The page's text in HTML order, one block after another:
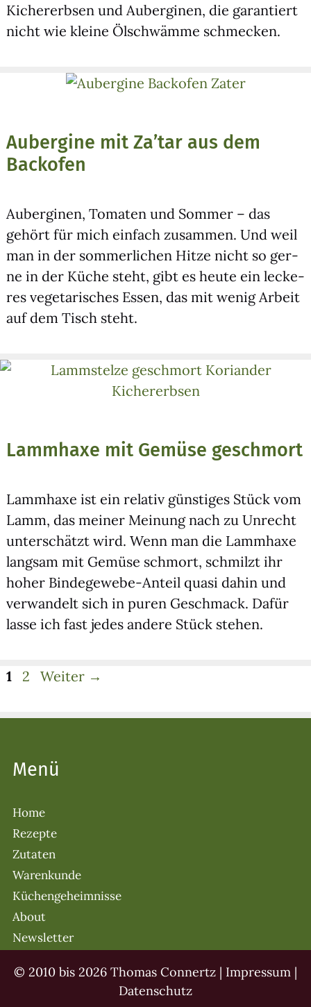
Kicher­erb­sen und Auber­gi­nen, die garan­tiert
nicht wie klei­ne Ölschwäm­me schme­cken.
Aubergine mit Za’tar aus dem
Backofen
Auber­gi­nen, Toma­ten und Som­mer – das
gehört für mich ein­fach zusam­men. Und weil
man in der som­mer­li­chen Hit­ze nicht so ger­
ne in der Küche steht, gibt es heu­te ein lecke­
res vege­ta­ri­sches Essen, das mit wenig Arbeit
auf dem Tisch steht.
Lammhaxe mit Gemüse geschmort
Lamm­ha­xe ist ein rela­tiv güns­ti­ges Stück vom
Lamm, das mei­ner Mei­nung nach zu Unrecht
unter­schätzt wird. Wenn man die Lamm­ha­xe
lang­sam mit Gemü­se schmort, schmilzt ihr
hoher Bin­de­ge­we­be-Anteil qua­si dahin und
ver­wan­delt sich in puren Geschmack. Dafür
las­se ich fast jedes ande­re Stück ste­hen.
Seite
1 Seite
2 Weiter →
Menü
Home
Rezepte
Zutaten
Warenkunde
Küchengeheimnisse
About
Newsletter
© 2010 bis 2026 Thomas Connertz | Impressum |
Datenschutz